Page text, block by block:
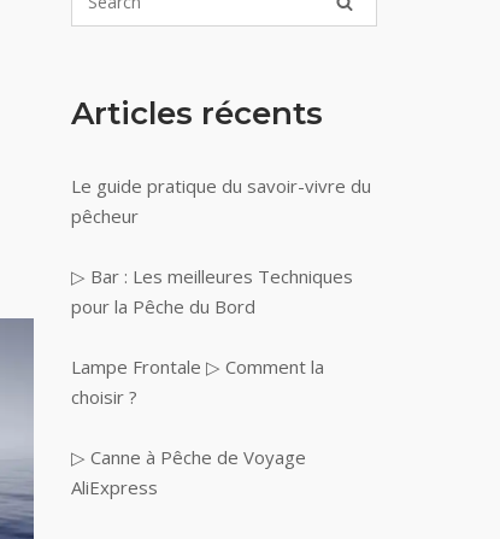
Articles récents
Le guide pratique du savoir-vivre du
pêcheur
▷ Bar : Les meilleures Techniques
pour la Pêche du Bord
Lampe Frontale ▷ Comment la
choisir ?
▷ Canne à Pêche de Voyage
AliExpress